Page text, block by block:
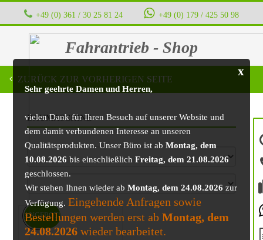
+49 (0) 361 / 30 25 81 24 ‭ ‭ ‭ ‭ +49 (0) 179 / 425 50 98
Fahrantrieb - Shop
x
Sehr geehrte Damen und Herren,
vielen Dank für Ihren Besuch auf unserer Website und
dem damit verbundenen Interesse an unseren
Qualitätsprodukten. Unser Büro ist abMontag, dem
10.08.2026 bis einschließlichFreitag, dem 21.08.2026
geschlossen.
Wir stehen Ihnen wieder abMontag, dem 24.08.2026 zur
Verfügung. Eingehende Anfragen sowie
Bestellungen werden erst abMontag, dem
24.08.2026 wieder bearbeitet.
ZURÜCK ZUR VORHERIGEN SEITE
BAUMASCHINE
ANGEBOT!